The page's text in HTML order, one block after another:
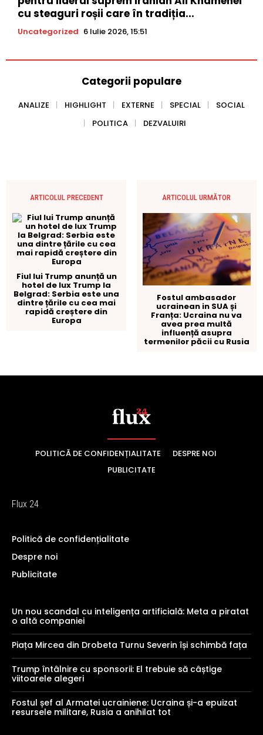
POLITICĂ DE CONFIDENȚIALITATE
DESPRE NOI
PUBLICITATE
Flux 24
Politică de confidențialitate
Despre noi
Publicitate
Un nou scandal cu inteligența artificială: Meta a piratat
o altă companiei
Piața Mircea din Drobeta Turnu Severin își schimbă fața
Trump întâlnire cu sponsorii: El trebuie să câștige
viitoarele alegeri
Fostul șef al Armatei ucrainiene: Ucraina și-a epuizat
resursele militare, Rusia a anihilat tot